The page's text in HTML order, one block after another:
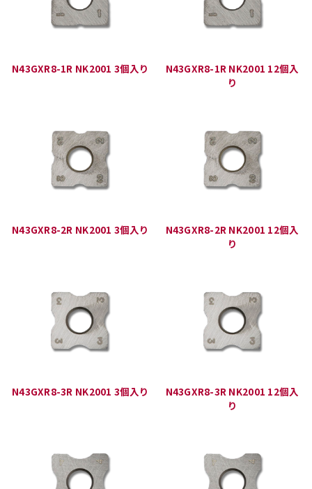
N43GXR8-1R NK2001 3個入り
N43GXR8-1R NK2001 12個入
り
N43GXR8-2R NK2001 3個入り
N43GXR8-2R NK2001 12個入
り
N43GXR8-3R NK2001 3個入り
N43GXR8-3R NK2001 12個入
り